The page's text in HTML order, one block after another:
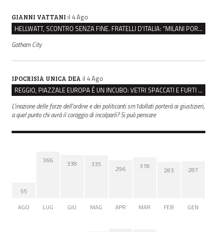
GIANNI VATTANI il 4 Ago
HELLWATT, SCONTRO SENZA FINE. FRATELLI D’ITALIA: “MILANI PORTA DOCUMENTI, DE FRANCO INSULTI”
Gotham City
IPOCRISIA UNICA DEA il 4 Ago
REGGIO, PIAZZALE EUROPA È UN INCUBO: VETRI SPACCATI E FURTI SULLE AUTO IN SOSTA
L'inazione delle forze dell'ordine e dei politicanti sm1dollati porterà ai giustizieri,
a quel punto chi avrà il coraggio di incolparli? Si può pensare
55
AGO
366
LUG
338
GIU
335
MAG
296
APR
318
MAR
283
FEB
287
GEN